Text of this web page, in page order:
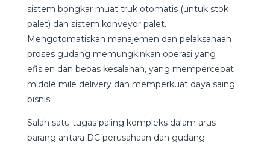
sistem bongkar muat truk otomatis (untuk stok
palet) dan sistem konveyor palet.
Mengotomatiskan manajemen dan pelaksanaan
proses gudang memungkinkan operasi yang
efisien dan bebas kesalahan, yang mempercepat
middle mile delivery dan memperkuat daya saing
bisnis.
Salah satu tugas paling kompleks dalam arus
barang antara DC perusahaan dan gudang